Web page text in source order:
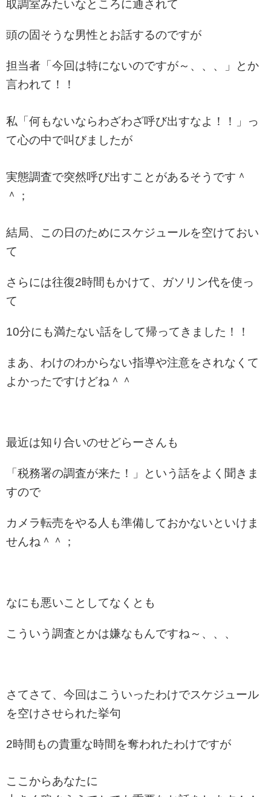
取調室みたいなところに通されて
頭の固そうな男性とお話するのですが
担当者「今回は特にないのですが～、、、」とか
言われて！！
私「何もないならわざわざ呼び出すなよ！！」っ
て心の中で叫びましたが
実態調査で突然呼び出すことがあるそうです＾
＾；
結局、この日のためにスケジュールを空けておい
て
さらには往復2時間もかけて、ガソリン代を使っ
て
10分にも満たない話をして帰ってきました！！
まあ、わけのわからない指導や注意をされなくて
よかったですけどね＾＾
最近は知り合いのせどらーさんも
「税務署の調査が来た！」という話をよく聞きま
すので
カメラ転売をやる人も準備しておかないといけま
せんね＾＾；
なにも悪いことしてなくとも
こういう調査とかは嫌なもんですね～、、、
さてさて、今回はこういったわけでスケジュール
を空けさせられた挙句
2時間もの貴重な時間を奪われたわけですが
ここからあなたに